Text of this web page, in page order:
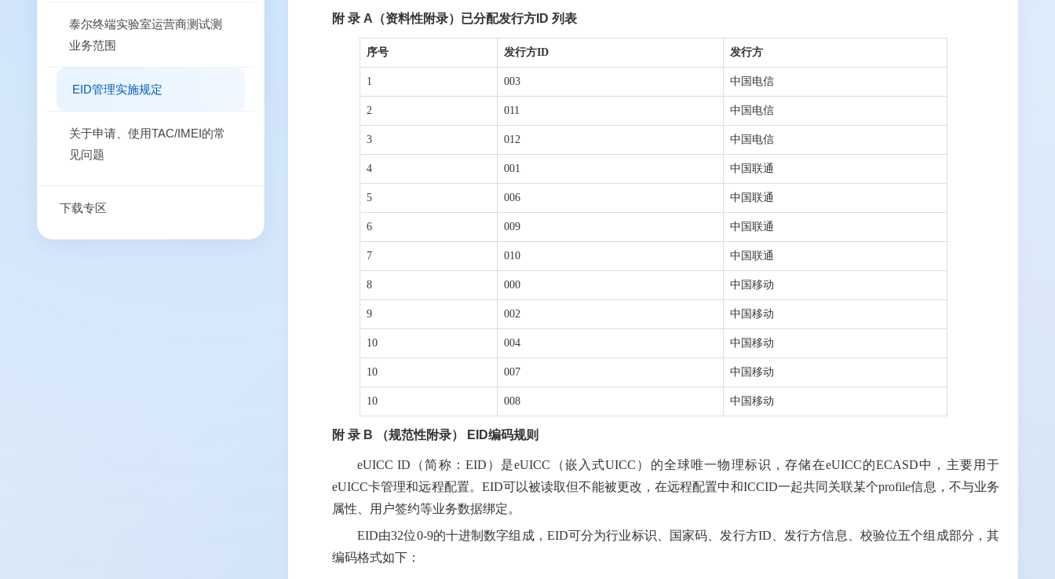
泰尔终端实验室运营商测试测
业务范围
EID管理实施规定
关于申请、使用TAC/IMEI的常
见问题
下载专区
附 录 A（资料性附录）已分配发行方ID 列表
序号 发行方ID 发行方
1 003 中国电信
2 011 中国电信
3 012 中国电信
4 001 中国联通
5 006 中国联通
6 009 中国联通
7 010 中国联通
8 000 中国移动
9 002 中国移动
10 004 中国移动
10 007 中国移动
10 008 中国移动
附 录 B （规范性附录） EID编码规则
eUICC ID（简称：EID）是eUICC（嵌入式UICC）的全球唯一物理标识，存储在eUICC的ECASD中，主要用于
eUICC卡管理和远程配置。EID可以被读取但不能被更改，在远程配置中和ICCID一起共同关联某个profile信息，不与业务
属性、用户签约等业务数据绑定。
EID由32位0-9的十进制数字组成，EID可分为行业标识、国家码、发行方ID、发行方信息、校验位五个组成部分，其
编码格式如下：